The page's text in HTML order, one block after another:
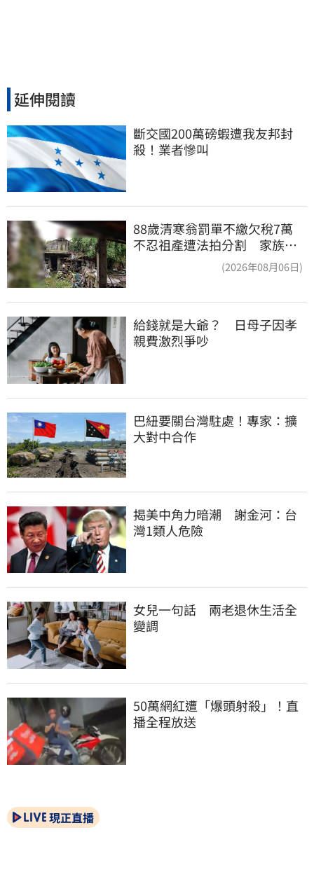
延伸閱讀
斷交國200萬磅蝦遭我友邦封
殺！業者慘叫
88歲清寒翁罰單不繳欠稅7萬
不忍祖產遭法拍分割 家族按
(2026年08月06日)
給錢就是大爺？　日母子因孝
親費激烈爭吵
巴紐要關台灣駐處！專家：擴
大對中合作
揭美中角力暗潮　謝金河：台
灣1類人危險
女兒一句話　兩老退休生活全
變調
50萬網紅遭「爆頭射殺」！直
播全程放送
現正直播